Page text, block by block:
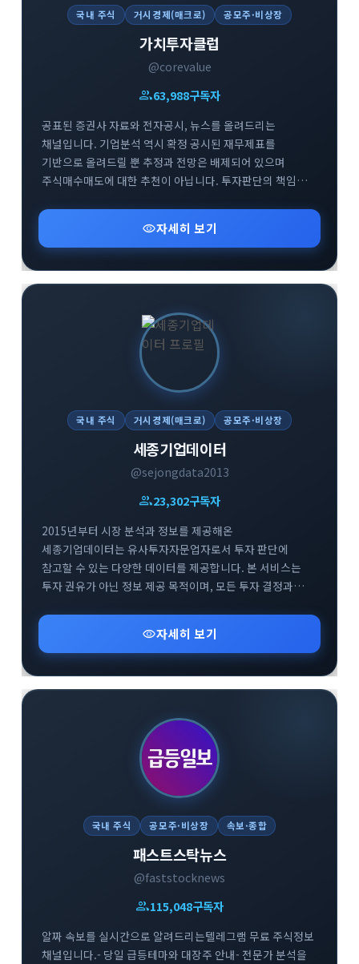
국내 주식 거시경제(매크로) 공모주·비상장
가치투자클럽
@corevalue
group63,988구독자
공표된 증권사 자료와 전자공시, 뉴스를 올려드리는
채널입니다. 기업분석 역시 확정 공시된 재무제표를
기반으로 올려드릴 뿐 추정과 전망은 배제되어 있으며
주식매수매도에 대한 추천이 아닙니다. 투자판단의 책임은
요청해주세요텔레그램 ID @orbisasset 카카오톡ID
orbisasset카페 https://cafe.naver.com/orbisasset
visibility자세히 보기
국내 주식 거시경제(매크로) 공모주·비상장
세종기업데이터
@sejongdata2013
group23,302구독자
2015년부터 시장 분석과 정보를 제공해온
세종기업데이터는 유사투자자문업자로서 투자 판단에
참고할 수 있는 다양한 데이터를 제공합니다. 본 서비스는
투자 권유가 아닌 정보 제공 목적이며, 모든 투자 결정과
visibility자세히 보기
국내 주식 공모주·비상장 속보·종합
패스트스탁뉴스
@faststocknews
group115,049구독자
알짜 속보를 실시간으로 알려드리는텔레그램 무료 주식정보
채널입니다.- 당일 급등테마와 대장주 안내- 전문가 분석을